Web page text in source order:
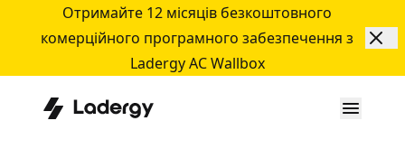
Отримайте 12 місяців безкоштовного
комерційного програмного забезпечення з
Ladergy AC Wallbox